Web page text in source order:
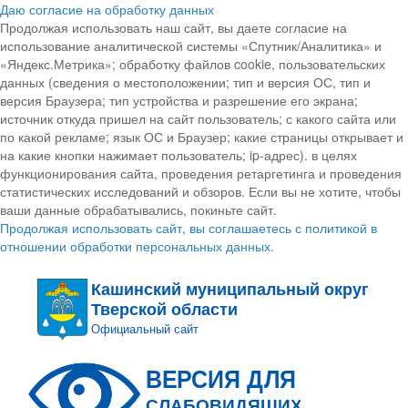
Даю согласие на обработку данных
Продолжая использовать наш сайт, вы даете согласие на
использование аналитической системы «Спутник/Аналитика» и
«Яндекс.Метрика»; обработку файлов cookie, пользовательских
данных (сведения о местоположении; тип и версия ОС, тип и
версия Браузера; тип устройства и разрешение его экрана;
источник откуда пришел на сайт пользователь; с какого сайта или
по какой рекламе; язык ОС и Браузер; какие страницы открывает и
на какие кнопки нажимает пользователь; ip-адрес). в целях
функционирования сайта, проведения ретаргетинга и проведения
статистических исследований и обзоров. Если вы не хотите, чтобы
ваши данные обрабатывались, покиньте сайт.
Продолжая использовать сайт, вы соглашаетесь с политикой в
отношении обработки персональных данных.